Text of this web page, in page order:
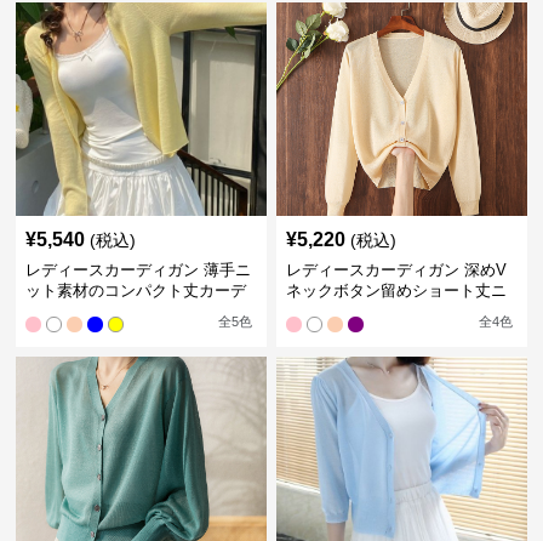
¥5,540 (税込)
レディースカーディガン 薄手ニ
ット素材のコンパクト丈カーデ
全5色
¥5,220 (税込)
レディースカーディガン 深めV
ネックボタン留めショート丈ニ
全4色